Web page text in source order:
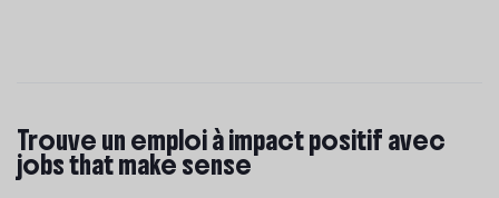
Trouve un emploi à impact positif avec
jobs that make sense